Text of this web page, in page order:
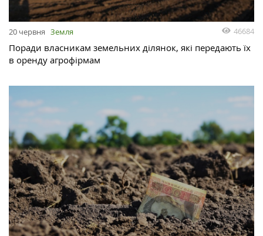
20 червня Земля 46684
Поради власникам земельних ділянок, які передають їх
в оренду агрофірмам